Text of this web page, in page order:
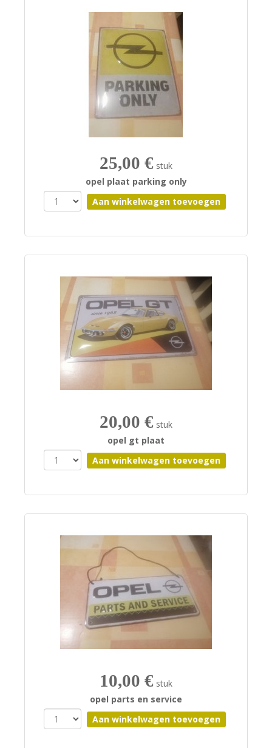
25,00 € stuk
opel plaat parking only
20,00 € stuk
opel gt plaat
10,00 € stuk
opel parts en service